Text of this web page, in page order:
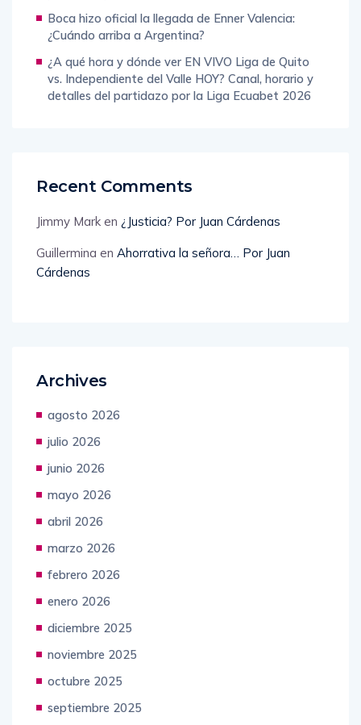
Boca hizo oficial la llegada de Enner Valencia:
¿Cuándo arriba a Argentina?
¿A qué hora y dónde ver EN VIVO Liga de Quito
vs. Independiente del Valle HOY? Canal, horario y
detalles del partidazo por la Liga Ecuabet 2026
Recent Comments
Jimmy Mark en ¿Justicia? Por Juan Cárdenas
Guillermina en Ahorrativa la señora… Por Juan
Cárdenas
Archives
agosto 2026
julio 2026
junio 2026
mayo 2026
abril 2026
marzo 2026
febrero 2026
enero 2026
diciembre 2025
noviembre 2025
octubre 2025
septiembre 2025